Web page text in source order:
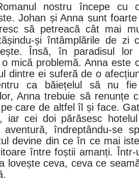
nostru începe cu
Johan și Anna sunt
să petreacă cât mai
și întâmplările de zi
Însă, în paradisul lor
mică problemă. Anna este
dintre ei suferă de o
ca băiețelul să nu fie
Anna trebuie să renunțe
care de altfel îl și face.
iar cei doi părăsesc
aventură, îndreptându-se
devine din ce în ce mai
între foștii amanți.
lovește ceva, ceva ce